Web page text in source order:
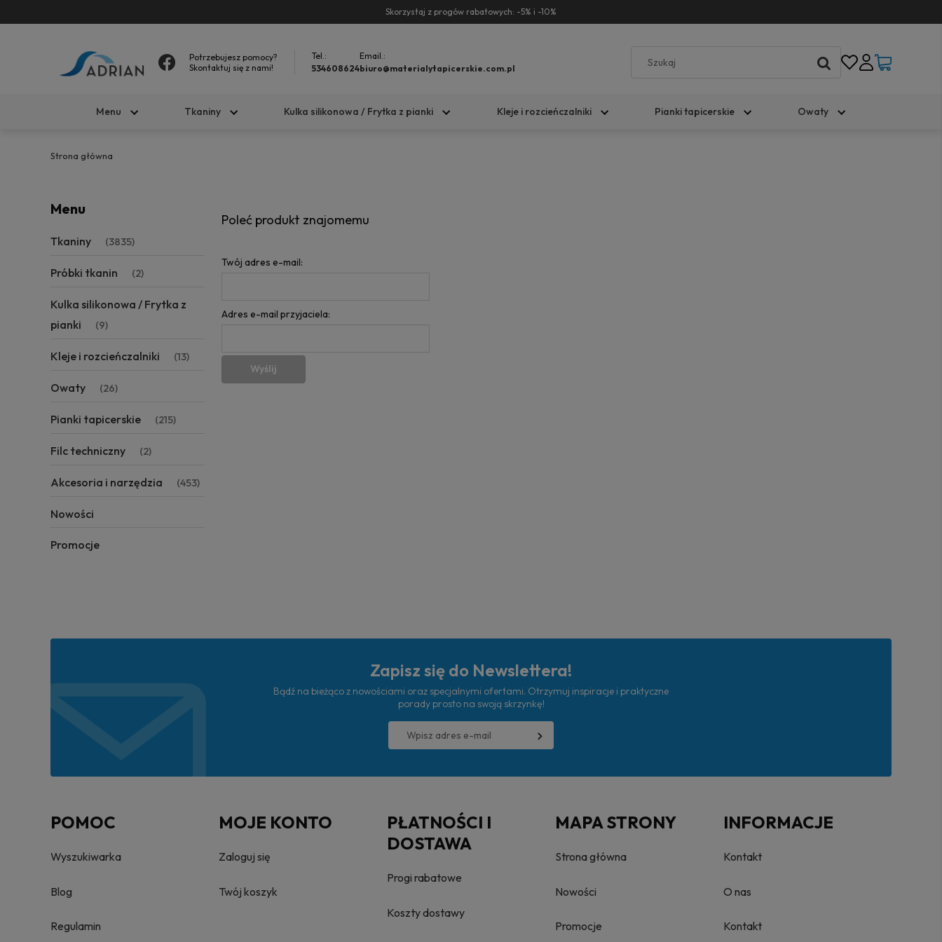
Skorzystaj z progów rabatowych: -5% i -10%
Potrzebujesz pomocy?
Skontaktuj się z nami!
Tel.:
534608624
Email.:
biuro@materialytapicerskie.com.pl
Menu Tkaniny Kulka silikonowa / Frytka z pianki Kleje i rozcieńczalniki Pianki tapicerskie Owaty
Strona główna
Menu
Tkaniny (3835)
Próbki tkanin (2)
Kulka silikonowa / Frytka z
pianki
(9)
Kleje i rozcieńczalniki (13)
Owaty (26)
Pianki tapicerskie (215)
Filc techniczny (2)
Akcesoria i narzędzia (453)
Nowości
Promocje
Poleć produkt znajomemu
Twój adres e-mail:
Adres e-mail przyjaciela:
Wyślij
Zapisz się do Newslettera!
Bądź na bieżąco z nowościami oraz specjalnymi ofertami. Otrzymuj inspiracje i praktyczne
porady prosto na swoją skrzynkę!
POMOC
Wyszukiwarka
Blog
Regulamin
MOJE KONTO
Zaloguj się
Twój koszyk
PŁATNOŚCI I
DOSTAWA
Progi rabatowe
Koszty dostawy
MAPA STRONY
Strona główna
Nowości
Promocje
INFORMACJE
Kontakt
O nas
Kontakt